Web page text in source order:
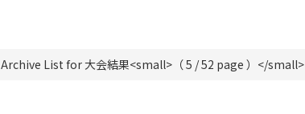
Archive List for 大会結果<small>（ 5 / 52 page ）</small>